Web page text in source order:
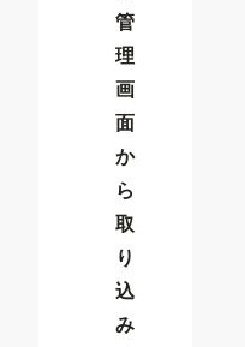
管
理
画
面
か
ら
取
り
込
み